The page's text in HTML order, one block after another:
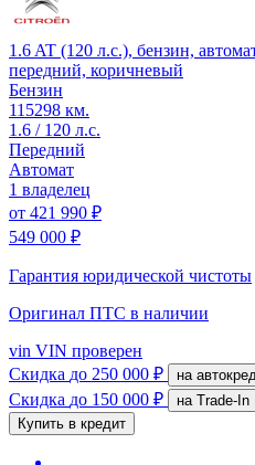
1.6 AT (120 л.с.), бензин,
передний, коричневый
Бензин
115298 км.
1.6 / 120 л.с.
Передний
Автомат
1 владелец
от 421 990 ₽
549 000 ₽
Гарантия юридической чистоты
Оригинал ПТС в наличии
vin VIN проверен
Скидка до 250 000 ₽ на
Скидка до 150 000 ₽
на Trade-In
Купить в кредит